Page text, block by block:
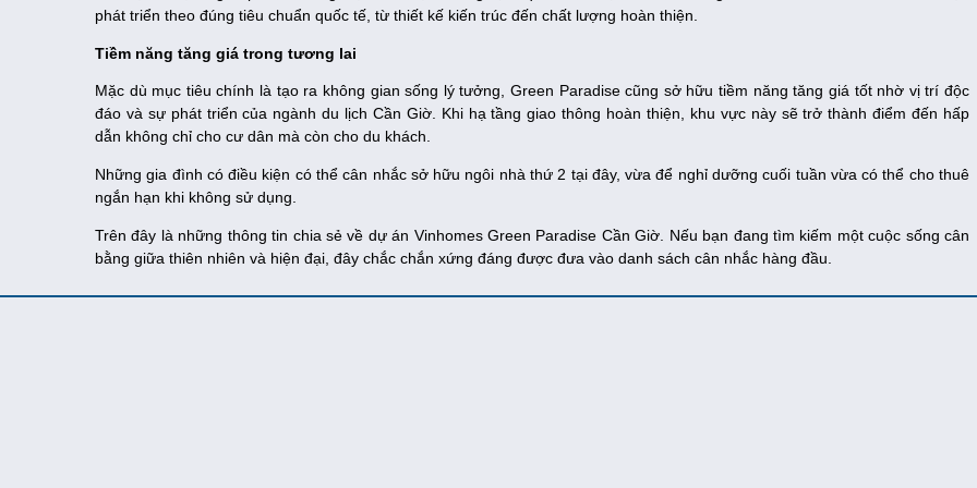
phát triển theo đúng tiêu chuẩn quốc tế, từ thiết kế kiến trúc đến chất lượng hoàn thiện.
Tiềm năng tăng giá trong tương lai
Mặc dù mục tiêu chính là tạo ra không gian sống lý tưởng, Green Paradise cũng sở hữu tiềm năng tăng giá tốt nhờ vị trí độc
đáo và sự phát triển của ngành du lịch Cần Giờ. Khi hạ tầng giao thông hoàn thiện, khu vực này sẽ trở thành điểm đến hấp
dẫn không chỉ cho cư dân mà còn cho du khách.
Những gia đình có điều kiện có thể cân nhắc sở hữu ngôi nhà thứ 2 tại đây, vừa để nghỉ dưỡng cuối tuần vừa có thể cho thuê
ngắn hạn khi không sử dụng.
Trên đây là những thông tin chia sẻ về dự án Vinhomes Green Paradise Cần Giờ. Nếu bạn đang tìm kiếm một cuộc sống cân
bằng giữa thiên nhiên và hiện đại, đây chắc chắn xứng đáng được đưa vào danh sách cân nhắc hàng đầu.